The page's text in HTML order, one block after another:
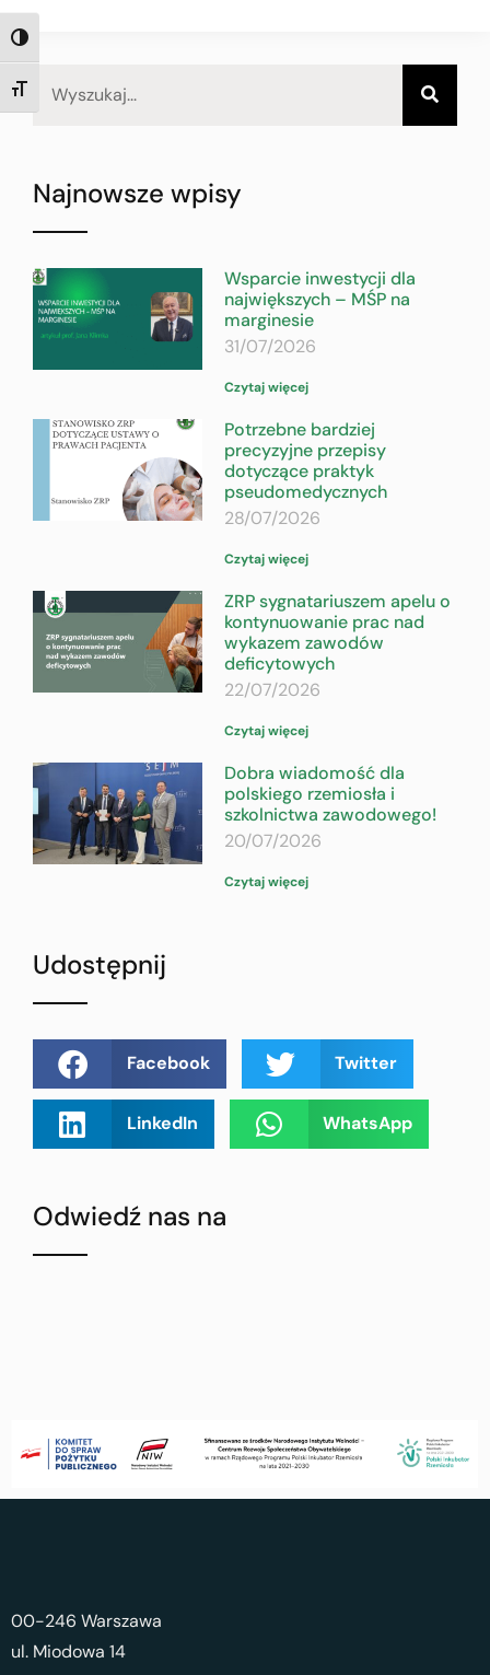
TOGGLE HIGH CONTRAST
TOGGLE FONT SIZE
Najnowsze wpisy
Wsparcie inwestycji dla
największych – MŚP na
marginesie
31/07/2026
Czytaj więcej
Potrzebne bardziej
precyzyjne przepisy
dotyczące praktyk
pseudomedycznych
28/07/2026
Czytaj więcej
ZRP sygnatariuszem apelu o
kontynuowanie prac nad
wykazem zawodów
deficytowych
22/07/2026
Czytaj więcej
Dobra wiadomość dla
polskiego rzemiosła i
szkolnictwa zawodowego!
20/07/2026
Czytaj więcej
Udostępnij
Facebook Twitter
LinkedIn WhatsApp
Odwiedź nas na
00-246 Warszawa
ul. Miodowa 14